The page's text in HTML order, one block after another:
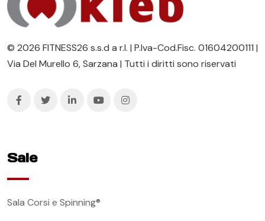
© 2026 FITNESS26 s.s.d a r.l. | P.Iva-Cod.Fisc. 01604200111 |
Via Del Murello 6, Sarzana | Tutti i diritti sono riservati
Sale
Sala Corsi e Spinning®